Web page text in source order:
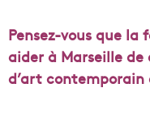
Pensez-vous que
aider à Marseille
d’art contemporain